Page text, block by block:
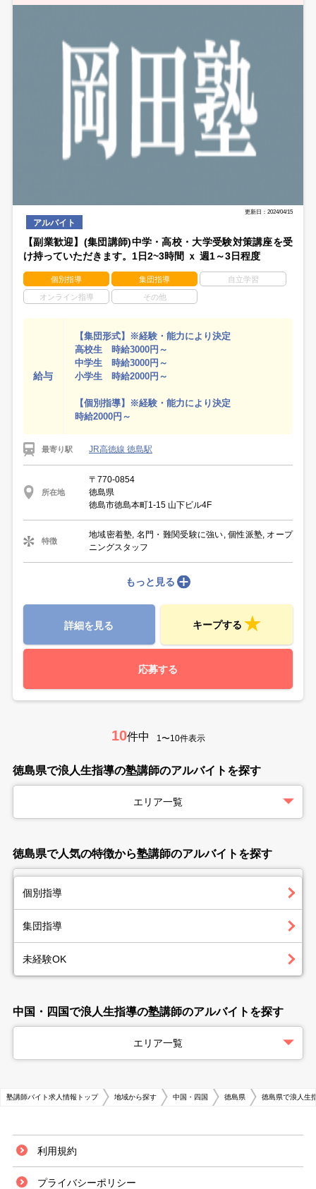
更新日：2024/04/15
アルバイト
【副業歓迎】(集団講師)中学・高校・大学受験対策講座を受
け持っていただきます。1日2~3時間 ｘ 週1～3日程度
個別指導 集団指導 自立学習
オンライン指導 その他
給与
【集団形式】※経験・能力により決定
高校生 時給3000円～
中学生 時給3000円～
小学生 時給2000円～
【個別指導】※経験・能力により決定
時給2000円～
最寄り駅 JR高徳線 徳島駅
所在地
〒770-0854
徳島県
徳島市徳島本町1-15 山下ビル4F
特徴
地域密着塾, 名門・難関受験に強い, 個性派塾, オープ
ニングスタッフ
もっと見る
詳細を見る キープする
応募する
10件中 1〜10件表示
徳島県で浪人生指導の塾講師のアルバイトを探す
エリア一覧
徳島県で人気の特徴から塾講師のアルバイトを探す
個別指導
集団指導
未経験OK
中国・四国で浪人生指導の塾講師のアルバイトを探す
エリア一覧
塾講師バイト求人情報トップ 地域から探す 中国・四国 徳島県 徳島県で浪人生
利用規約
プライバシーポリシー